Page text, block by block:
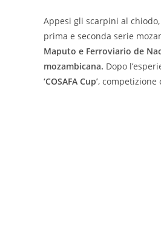
Appesi gli scarpini al
prima e seconda serie
Maputo e Ferroviario de
mozambicana. Dopo
‘COSAFA Cup’, competizione